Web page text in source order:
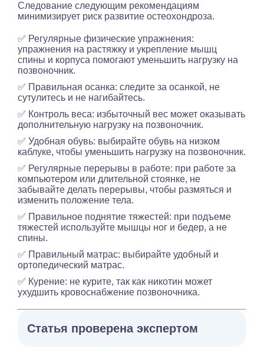
Следование следующим рекомендациям
минимизирует риск развитие остеохондроза.
✅ Регулярные физические упражнения:
упражнения на растяжку и укрепление мышц
спины и корпуса помогают уменьшить нагрузку на
позвоночник.
✅ Правильная осанка: следите за осанкой, не
сутулитесь и не нагибайтесь.
✅ Контроль веса: избыточный вес может оказывать
дополнительную нагрузку на позвоночник.
✅ Удобная обувь: выбирайте обувь на низком
каблуке, чтобы уменьшить нагрузку на позвоночник.
✅ Регулярные перерывы в работе: при работе за
компьютером или длительной стоянке, не
забывайте делать перерывы, чтобы размяться и
изменить положение тела.
✅ Правильное поднятие тяжестей: при подъеме
тяжестей используйте мышцы ног и бедер, а не
спины.
✅ Правильный матрас: выбирайте удобный и
ортопедический матрас.
✅ Курение: не курите, так как никотин может
ухудшить кровоснабжение позвоночника.
Статья проверена экспертом